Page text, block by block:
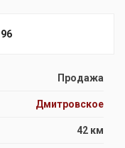
Продажа
Дмитровское
42 км